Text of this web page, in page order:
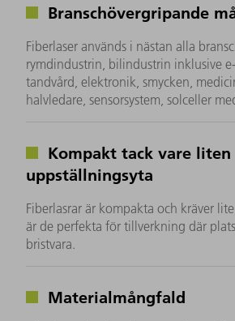
Branschövergripande
Fiberlaser används i nästan alla
rymdindustrin, bilindustrin inklusive
tandvård, elektronik, smycken,
halvledare, sensorsystem, solceller
Kompakt tack vare liten
uppställningsyta
Fiberlasrar är kompakta och kräver
är de perfekta för tillverkning där
bristvara.
Materialmångfald